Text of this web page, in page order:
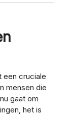
een cruciale
mensen die
gaat om
het is